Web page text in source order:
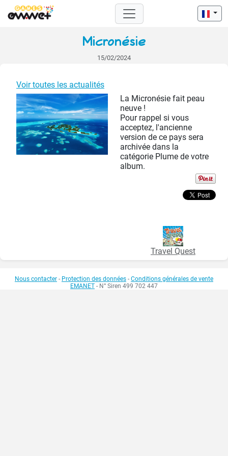
Micronésie
15/02/2024
Voir toutes les actualités
La Micronésie fait peau
neuve !
Pour rappel si vous
acceptez, l'ancienne
version de ce pays sera
archivée dans la
catégorie Plume de votre
album.
Travel Quest
Nous contacter - Protection des données - Conditions générales de vente
EMANET - N° Siren 499 702 447